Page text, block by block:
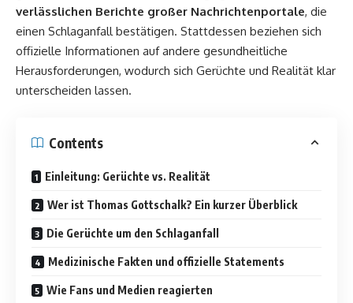
verlässlichen Berichte großer Nachrichtenportale, die
einen Schlaganfall bestätigen. Stattdessen beziehen sich
offizielle Informationen auf andere gesundheitliche
Herausforderungen, wodurch sich Gerüchte und Realität klar
unterscheiden lassen.
Contents
Einleitung: Gerüchte vs. Realität
Wer ist Thomas Gottschalk? Ein kurzer Überblick
Die Gerüchte um den Schlaganfall
Medizinische Fakten und offizielle Statements
Wie Fans und Medien reagierten